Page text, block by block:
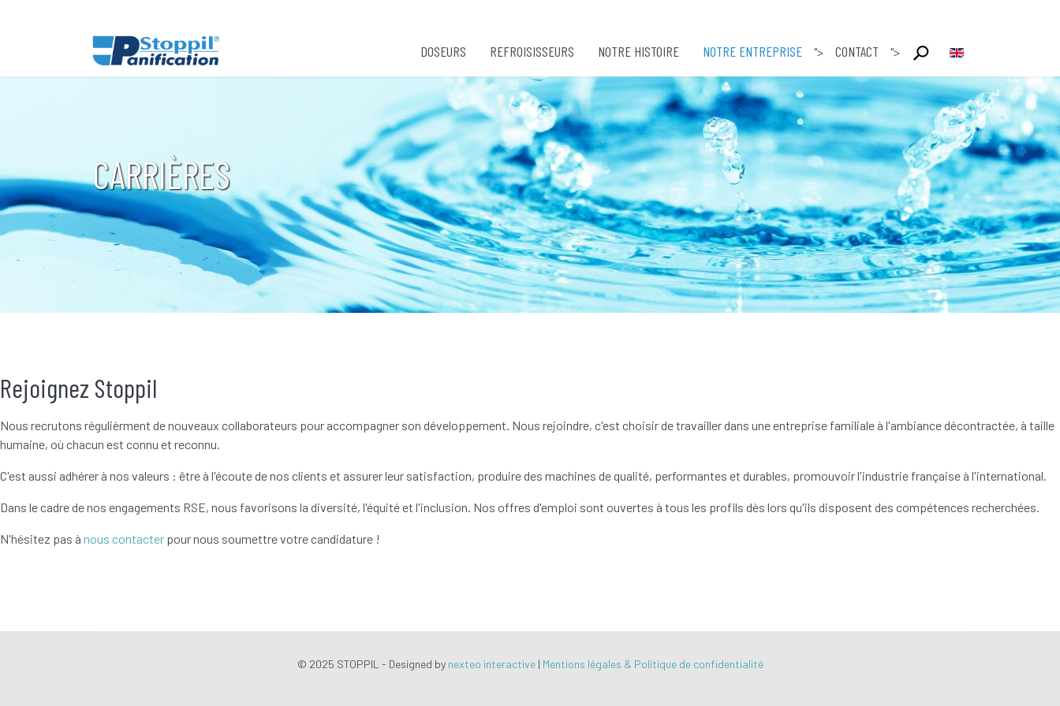
DOSEURS REFROISISSEURS NOTRE HISTOIRE NOTRE ENTREPRISE "> CONTACT "> Sélectionnez votre
CARRIÈRES
Rejoignez Stoppil
Nous recrutons régulièrment de nouveaux collaborateurs pour accompagner son développement. Nous rejoindre, c'est choisir de travailler dans une entreprise familiale à l'ambiance décontractée, à taille
humaine, où chacun est connu et reconnu.
C'est aussi adhérer à nos valeurs : être à l'écoute de nos clients et assurer leur satisfaction, produire des machines de qualité, performantes et durables, promouvoir l'industrie française à l'international.
Dans le cadre de nos engagements RSE, nous favorisons la diversité, l'équité et l'inclusion. Nos offres d'emploi sont ouvertes à tous les profils dès lors qu'ils disposent des compétences recherchées.
N'hésitez pas à nous contacter pour nous soumettre votre candidature !
© 2025 STOPPIL - Designed by nexteo interactive| Mentions légales & Politique de confidentialité